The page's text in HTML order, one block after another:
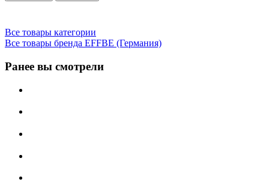
Все товары категории
Все товары бренда EFFBE (Германия)
Ранее вы смотрели